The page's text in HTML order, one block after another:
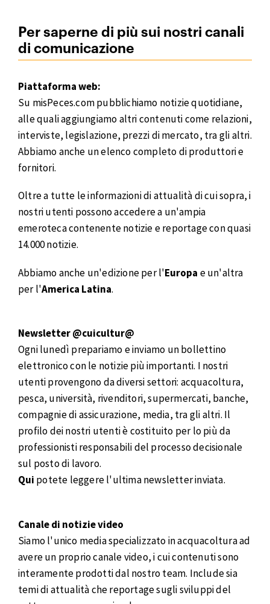
Per saperne di più sui nostri canali
di comunicazione
Piattaforma web:
Su misPeces.com pubblichiamo notizie quotidiane,
alle quali aggiungiamo altri contenuti come relazioni,
interviste, legislazione, prezzi di mercato, tra gli altri.
Abbiamo anche un elenco completo di produttori e
fornitori.
Oltre a tutte le informazioni di attualità di cui sopra, i
nostri utenti possono accedere a un'ampia
emeroteca contenente notizie e reportage con quasi
14.000 notizie.
Abbiamo anche un'edizione per l'Europa e un'altra
per l'America Latina.
Newsletter @cuicultur@
Ogni lunedì prepariamo e inviamo un bollettino
elettronico con le notizie più importanti. I nostri
utenti provengono da diversi settori: acquacoltura,
pesca, università, rivenditori, supermercati, banche,
compagnie di assicurazione, media, tra gli altri. Il
profilo dei nostri utenti è costituito per lo più da
professionisti responsabili del processo decisionale
sul posto di lavoro.
Qui potete leggere l'ultima newsletter inviata.
Canale di notizie video
Siamo l'unico media specializzato in acquacoltura ad
avere un proprio canale video, i cui contenuti sono
interamente prodotti dal nostro team. Include sia
temi di attualità che reportage sugli sviluppi del